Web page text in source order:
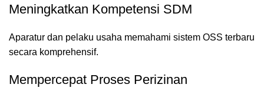
Meningkatkan Kompetensi SDM
Aparatur dan pelaku usaha memahami sistem OSS terbaru
secara komprehensif.
Mempercepat Proses Perizinan